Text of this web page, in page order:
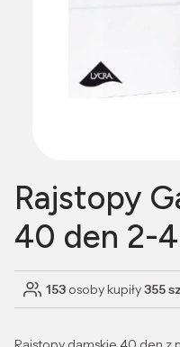
Rajstopy
40 den 2-4
153 osoby kupiły355